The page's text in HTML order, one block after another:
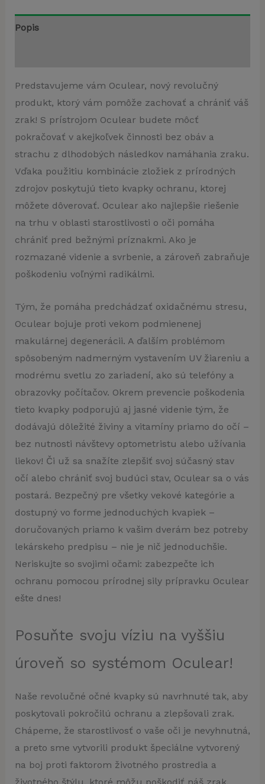
Popis
Predstavujeme vám Oculear, nový revolučný
produkt, ktorý vám pomôže zachovať a chrániť váš
zrak! S prístrojom Oculear budete môcť
pokračovať v akejkoľvek činnosti bez obáv a
strachu z dlhodobých následkov namáhania zraku.
Vďaka použitiu kombinácie zložiek z prírodných
zdrojov poskytujú tieto kvapky ochranu, ktorej
môžete dôverovať. Oculear ako najlepšie riešenie
na trhu v oblasti starostlivosti o oči pomáha
chrániť pred bežnými príznakmi. Ako je
rozmazané videnie a svrbenie, a zároveň zabraňuje
poškodeniu voľnými radikálmi.
Tým, že pomáha predchádzať oxidačnému stresu,
Oculear bojuje proti vekom podmienenej
makulárnej degenerácii. A ďalším problémom
spôsobeným nadmerným vystavením UV žiareniu a
modrému svetlu zo zariadení, ako sú telefóny a
obrazovky počítačov. Okrem prevencie poškodenia
tieto kvapky podporujú aj jasné videnie tým, že
dodávajú dôležité živiny a vitamíny priamo do očí –
bez nutnosti návštevy optometristu alebo užívania
liekov! Či už sa snažíte zlepšiť svoj súčasný stav
očí alebo chrániť svoj budúci stav, Oculear sa o vás
postará. Bezpečný pre všetky vekové kategórie a
dostupný vo forme jednoduchých kvapiek –
doručovaných priamo k vašim dverám bez potreby
lekárskeho predpisu – nie je nič jednoduchšie.
Neriskujte so svojimi očami: zabezpečte ich
ochranu pomocou prírodnej sily prípravku Oculear
ešte dnes!
Posuňte svoju víziu na vyššiu
úroveň so systémom Oculear!
Naše revolučné očné kvapky sú navrhnuté tak, aby
poskytovali pokročilú ochranu a zlepšovali zrak.
Chápeme, že starostlivosť o vaše oči je nevyhnutná,
a preto sme vytvorili produkt špeciálne vytvorený
na boj proti faktorom životného prostredia a